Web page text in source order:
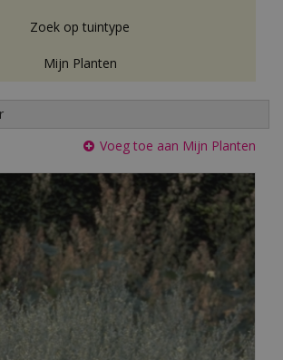
Zoek op tuintype
Mijn Planten
Voeg toe aan Mijn Planten